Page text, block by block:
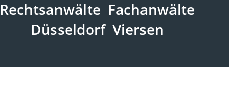
Rechtsanwälte Fachanwälte
Düsseldorf Viersen